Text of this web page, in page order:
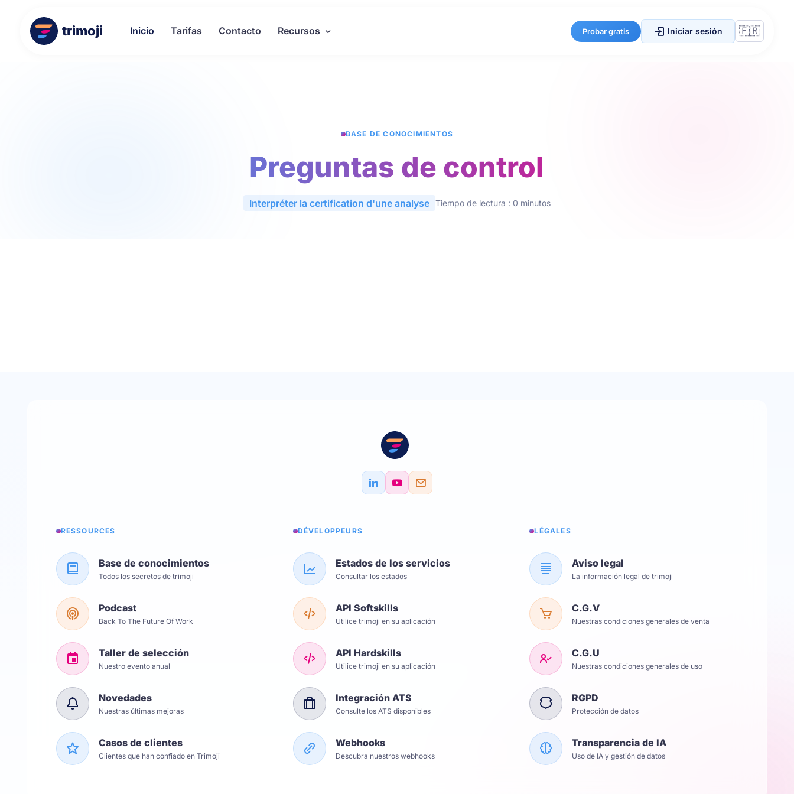
trimoji Inicio Tarifas Contacto Recursos Probar gratis Iniciar sesión
BASE DE CONOCIMIENTOS
Preguntas de control
Interpréter la certification d'une analyse Tiempo de lectura : 0 minutos
RESSOURCES
Base de conocimientos
Todos los secretos de trimoji
Podcast
Back To The Future Of Work
Taller de selección
Nuestro evento anual
Novedades
Nuestras últimas mejoras
Casos de clientes
Clientes que han confiado en Trimoji
DÉVELOPPEURS
Estados de los servicios
Consultar los estados
API Softskills
Utilice trimoji en su aplicación
API Hardskills
Utilice trimoji en su aplicación
Integración ATS
Consulte los ATS disponibles
Webhooks
Descubra nuestros webhooks
LÉGALES
Aviso legal
La información legal de trimoji
C.G.V
Nuestras condiciones generales de venta
C.G.U
Nuestras condiciones generales de uso
RGPD
Protección de datos
Transparencia de IA
Uso de IA y gestión de datos